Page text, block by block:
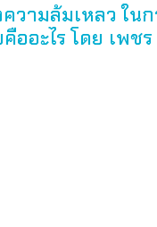
วามล้มเหลว ใน
ออะไร โดย เพช